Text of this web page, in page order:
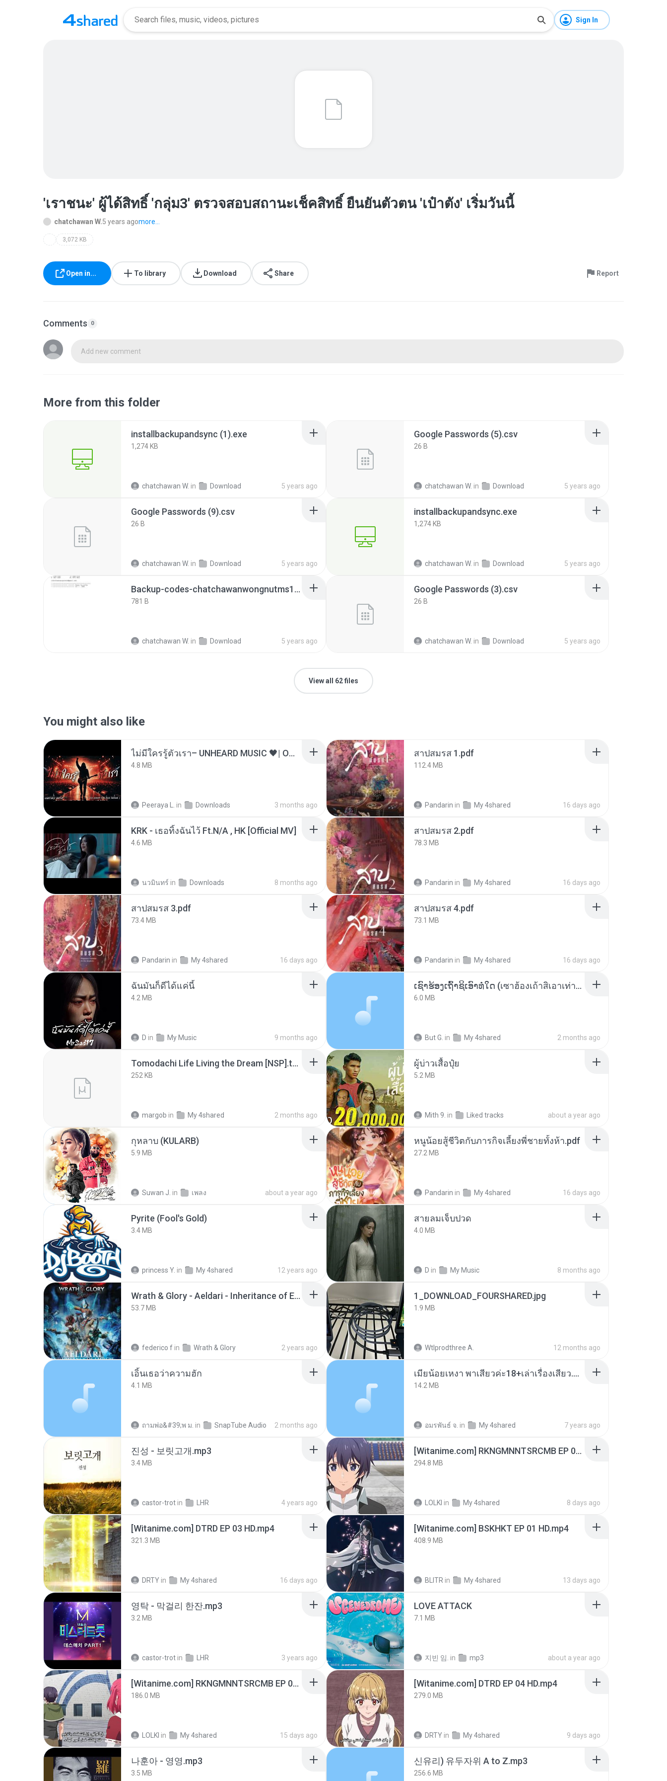
Sign In
'เราชนะ' ผู้ได้สิทธิ์ 'กลุ่ม3' ตรวจสอบสถานะเช็คสิทธิ์ ยืนยันตัวตน 'เป๋าตัง' เริ่มวันนี้
chatchawan W.5 years agomore...
3,072 KB
Open in... To library Download Share Report
Comments 0
Add new comment
More from this folder
installbackupandsync (1).exe
1,274 KB
chatchawan W. in Download 5 years ago
Google Passwords (5).csv
26 B
chatchawan W. in Download 5 years ago
Google Passwords (9).csv
26 B
chatchawan W. in Download 5 years ago
installbackupandsync.exe
1,274 KB
chatchawan W. in Download 5 years ago
Backup-codes-chatchawanwongnutms18 (1).txt
781 B
chatchawan W. in Download 5 years ago
Google Passwords (3).csv
26 B
chatchawan W. in Download 5 years ago
View all 62 files
You might also like
ไม่มีใครรู้ตัวเรา– UNHEARD MUSIC 🖤| Official Lyric Video | เพลงสู้ชีวิต
4.8 MB
Peeraya L. in Downloads 3 months ago
สาปสมรส 1.pdf
112.4 MB
Pandarin in My 4shared 16 days ago
KRK - เธอทิ้งฉันไว้ Ft.N/A , HK [Official MV]
4.6 MB
นวมินทร์ in Downloads 8 months ago
สาปสมรส 2.pdf
78.3 MB
Pandarin in My 4shared 16 days ago
สาปสมรส 3.pdf
73.4 MB
Pandarin in My 4shared 16 days ago
สาปสมรส 4.pdf
73.1 MB
Pandarin in My 4shared 16 days ago
ฉันมันก็ดีได้แค่นี้
4.2 MB
D in My Music 9 months ago
ເຊົາຮ້ອງເຖົ້າຊິເອົາທໍ່ໃດ (เซาฮ้องเถ้าสิเอาเท่าใด) ບຸນເກີດ ຫນູຫ່ວງ ft. ໂສພາ ຈຸນທະລາ
6.0 MB
But G. in My 4shared 2 months ago
Tomodachi Life Living the Dream [NSP].torrent
252 KB
margob in My 4shared 2 months ago
ผู้บ่าวเสื้อปุ๋ย
5.2 MB
Mith 9. in Liked tracks about a year ago
กุหลาบ (KULARB)
5.9 MB
Suwan J. in เพลง about a year ago
หนูน้อยสู้ชีวิตกับภารกิจเลี้ยงพี่ชายทั้งห้า.pdf
27.2 MB
Pandarin in My 4shared 16 days ago
Pyrite (Fool's Gold)
3.4 MB
princess Y. in My 4shared 12 years ago
สายลมเจ็บปวด
4.0 MB
D in My Music 8 months ago
Wrath & Glory - Aeldari - Inheritance of Embers.pdf
53.7 MB
federico f in Wrath & Glory 2 years ago
1_DOWNLOAD_FOURSHARED.jpg
1.9 MB
Wtlprodthree A. 12 months ago
เอิ้นเธอว่าความฮัก
4.1 MB
ถามพ่อ&#39;พ ม. in SnapTube Audio 2 months ago
เมียน้อยเหงา พาเสียวค่ะ18+เล่าเรื่องเสียว.mp3
14.2 MB
อมรพันธ์ จ. in My 4shared 7 years ago
진성 - 보릿고개.mp3
3.4 MB
castor-trot in LHR 4 years ago
[Witanime.com] RKNGMNNTSRCMB EP 06 HD.mp4
294.8 MB
LOLKI in My 4shared 8 days ago
[Witanime.com] DTRD EP 03 HD.mp4
321.3 MB
DRTY in My 4shared 16 days ago
[Witanime.com] BSKHKT EP 01 HD.mp4
408.9 MB
BLITR in My 4shared 13 days ago
영탁 - 막걸리 한잔.mp3
3.2 MB
castor-trot in LHR 3 years ago
LOVE ATTACK
7.1 MB
지빈 임. in mp3 about a year ago
[Witanime.com] RKNGMNNTSRCMB EP 05 HD.mp4
186.0 MB
LOLKI in My 4shared 15 days ago
[Witanime.com] DTRD EP 04 HD.mp4
279.0 MB
DRTY in My 4shared 9 days ago
나훈아 - 영영.mp3
3.5 MB
신유리) 유두자위 A to Z.mp3
256.6 MB